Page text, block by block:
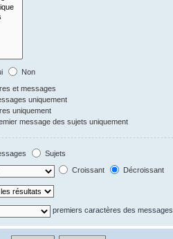
Non
et messages
uniquement
uniquement
message des sujets uniquement
Sujets
Croissant Décroissant
premiers caractères des messages